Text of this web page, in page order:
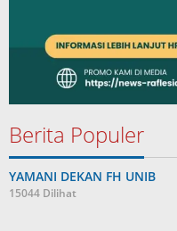
Berita Populer
YAMANI DEKAN FH UNIB
15044 Dilihat